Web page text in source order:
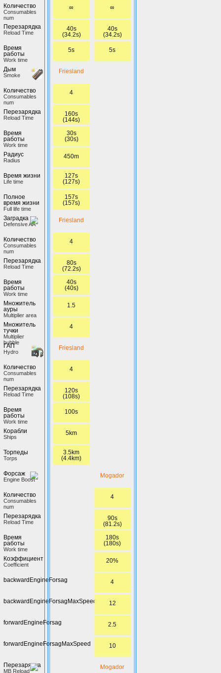
Количество
Сonsumables
num
Перезарядка
Reload Time
Время
работы
Work time
Дым
Smoke
Количество
Сonsumables
num
Перезарядка
Reload Time
Время
работы
Work time
Радиус
Radius
Время жизни
Life time
Полное
время жизни
Full life time
Заградка
Defensive AA
Количество
Сonsumables
num
Перезарядка
Reload Time
Время
работы
Work time
Множитель
ауры
Multiplier area
Множитель
тучки
Multiplier
bubble
ГАП
Hydro
Количество
Сonsumables
num
Перезарядка
Reload Time
Время
работы
Work time
Корабли
Ships
Торпеды
Torps
Форсаж
Engine Boost
Количество
Сonsumables
num
Перезарядка
Reload Time
Время
работы
Work time
Коэффициент
Coefficient
backwardEngineForsag
backwardEngineForsagMaxSpeed
forwardEngineForsag
forwardEngineForsagMaxSpeed
Перезарядка
MB Reload
∞
40s
(34.2s)
5s
Friesland
4
160s
(144s)
30s
(30s)
450m
127s
(127s)
157s
(157s)
Friesland
4
80s
(72.2s)
40s
(40s)
1.5
4
Friesland
4
120s
(108s)
100s
5km
3.5km
(4.4km)
∞
40s
(34.2s)
5s
Mogador
4
90s
(81.2s)
180s
(180s)
20%
4
12
2.5
10
Mogador